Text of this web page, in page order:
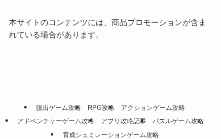
本サイトのコンテンツには、商品プロモーションが含ま
れている場合があります。
脱出ゲーム攻略 RPG攻略
アクションゲーム攻略
アドベンチャーゲーム攻略
アプリ攻略記事
パズルゲーム攻略
育成シュミレーションゲーム攻略